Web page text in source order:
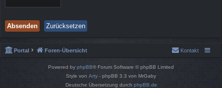
Portal Foren-Übersicht Kontakt
Powered by phpBB® Forum Software © phpBB Limited
Style von Arty - phpBB 3.3 von MrGaby
Deutsche Übersetzung durch phpBB.de